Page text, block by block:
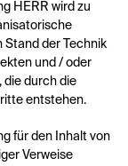
HERR wird zu
Stand der Technik
und / oder
die durch die
entstehen.
für den Inhalt von
Verweise